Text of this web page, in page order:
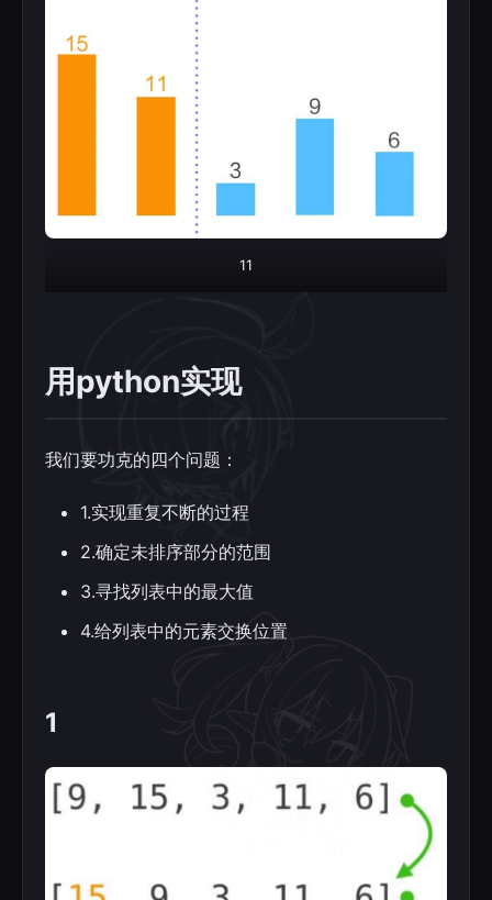
11
用python实现
我们要功克的四个问题：
1.实现重复不断的过程
2.确定未排序部分的范围
3.寻找列表中的最大值
4.给列表中的元素交换位置
1